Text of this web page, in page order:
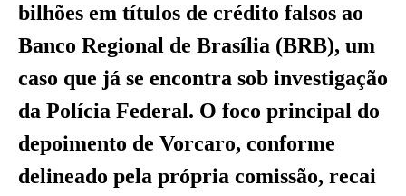
bilhões em títulos de crédito falsos ao
Banco Regional de Brasília (BRB), um
caso que já se encontra sob investigação
da Polícia Federal. O foco principal do
depoimento de Vorcaro, conforme
delineado pela própria comissão, recai